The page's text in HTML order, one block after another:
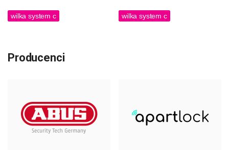
wilka system c wilka system c
Producenci